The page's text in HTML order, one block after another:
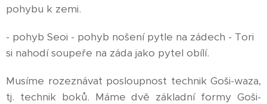
pohybu k zemi.
- pohyb Seoi - pohyb nošení pytle na zádech - Tori
si nahodí soupeře na záda jako pytel obílí.
Musíme rozeznávat posloupnost technik Goši-waza,
tj. technik boků. Máme dvě základní formy Goši-